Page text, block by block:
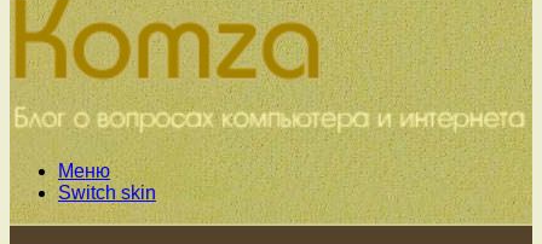
Меню
Switch skin